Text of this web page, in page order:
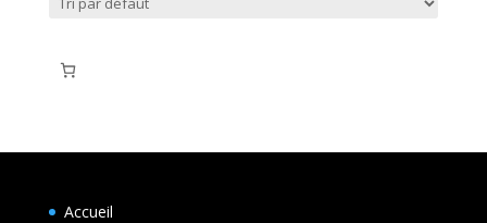
Accueil